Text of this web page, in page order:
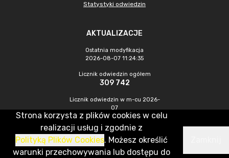
Statystyki odwiedzin
AKTUALIZACJE
Ostatnia modyfikacja
2026-08-07 11:24:35
Licznik odwiedzin ogółem
309 742
Licznik odwiedzin w m-cu 2026-
07
440
CMS & Hosting: Nefeni Sp. z o.o.
Strona korzysta z plików cookies w celu
realizacji usług i zgodnie z
Polityką Plików Cookies. Możesz określić
warunki przechowywania lub dostępu do